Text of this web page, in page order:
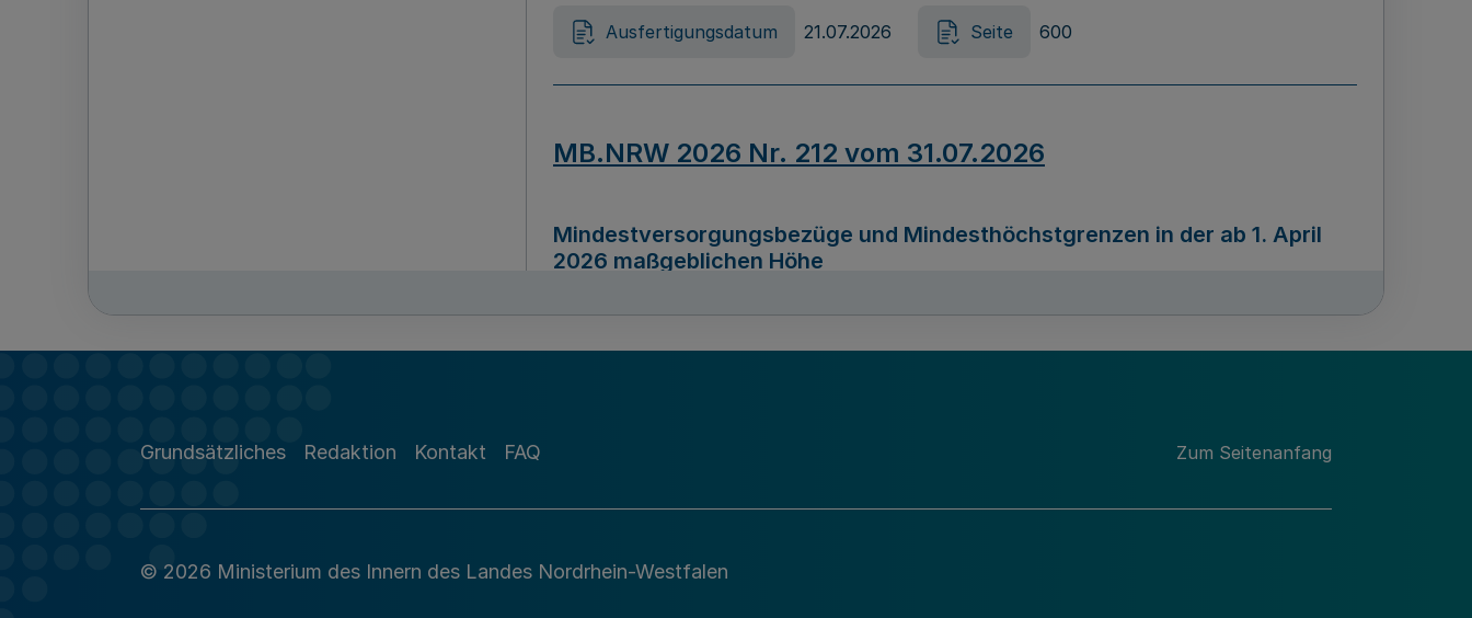
Ausfertigungsdatum 21.07.2026 Seite 600
MB.NRW 2026 Nr. 212 vom 31.07.2026
Mindestversorgungsbezüge und Mindesthöchstgrenzen in der ab 1. April
2026 maßgeblichen Höhe
Richtlinie zur Durchführung des Förderprogramms „Mittelstand Innovativ &
Grundsätzliches Redaktion Kontakt FAQ Zum Seitenanfang
© 2026 Ministerium des Innern des Landes Nordrhein-Westfalen